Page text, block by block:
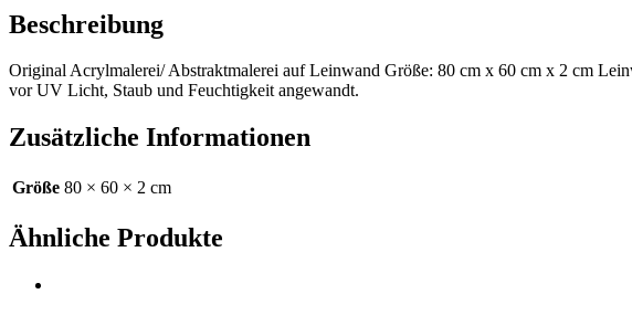
Beschreibung
Original Acrylmalerei/ Abstraktmalerei auf Leinwand Größe: 80 cm x 60 cm x 2 cm
vor UV Licht, Staub und Feuchtigkeit angewandt.
Zusätzliche Informationen
Größe 80 × 60 × 2 cm
Ähnliche Produkte